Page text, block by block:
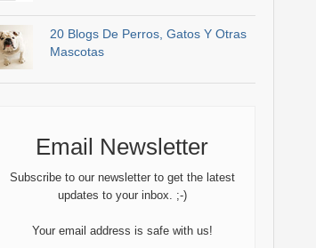
20 Blogs De Perros, Gatos Y Otras
Mascotas
Email Newsletter
Subscribe to our newsletter to get the latest
updates to your inbox. ;-)
Your email address is safe with us!